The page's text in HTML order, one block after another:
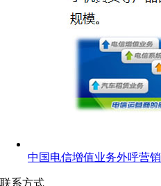
中国电信增值业务外呼营销
联系方式